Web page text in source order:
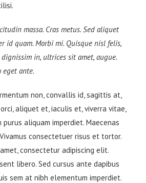
massa. Cras metus. Sed aliquet
id quam. Morbi mi. Quisque nisl felis,
in, ultrices sit amet, augue.
eget ante.
non, convallis id, sagittis at,
aliquet et, iaculis et, viverra vitae,
aliquam imperdiet. Maecenas
consectetuer risus et tortor.
consectetur adipiscing elit.
libero. Sed cursus ante dapibus
sem at nibh elementum imperdiet.